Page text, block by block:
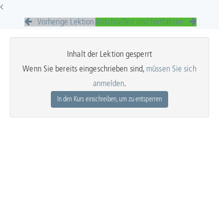
Vorherige Lektion Abschließen und Fortfahren
Inhalt der Lektion gesperrt
Wenn Sie bereits eingeschrieben sind, müssen Sie sich
anmelden.
In den Kurs einschreiben, um zu entsperren